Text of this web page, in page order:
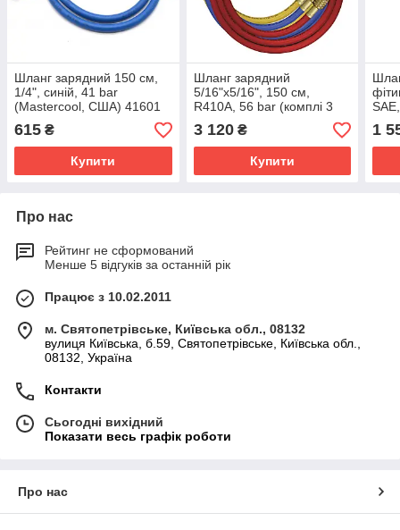
Шланг зарядний 150 см,
1/4", синій, 41 bar
(Mastercool, США) 41601
615 ₴
Купити
Шланг зарядний
5/16"х5/16", 150 см,
R410A, 56 bar (комплі 3
шт.) (Mastercool, США)
49360-J
3 120₴
Купити
1
Про нас
Рейтинг не сформований
Менше 5 відгуків за останній рік
Працює з 10.02.2011
м. Святопетрівське, Київська обл., 08132
вулиця Київська, б.59, Святопетрівське, Київська обл.,
08132, Україна
Контакти
Сьогодні вихідний
Показати весь графік роботи
Про нас